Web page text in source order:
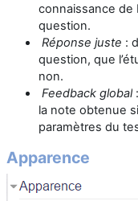
connaissance de
question.
Réponse juste :
question, que
non.
Feedback global
la note obtenue
paramètres du
Apparence